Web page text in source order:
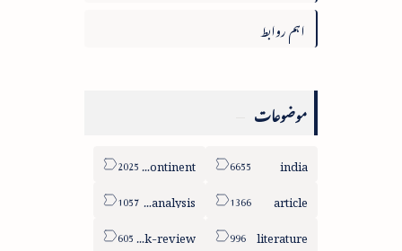
اہم روابط
موضوعات
india
sub-continent
article
column-analysis
literature
book-review